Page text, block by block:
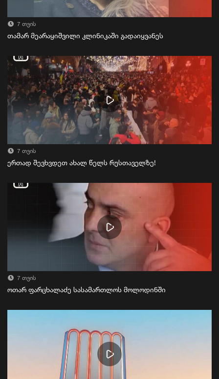
7 თვის
თამარ მეარაყიშვილი კლინიკაში გადაიყვანეს
7 თვის
ერთად შევხვდეთ ახალ წელს რუსთაველზე!
7 თვის
ოთარ ფარცხალაძე სასამართლოს მოლოდინში